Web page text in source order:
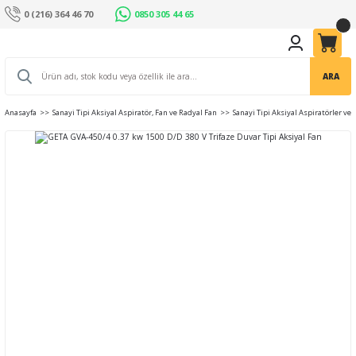
0 (216) 364 46 70 0850 305 44 65
ARA
Anasayfa Sanayi Tipi Aksiyal Aspiratör, Fan ve Radyal Fan Sanayi Tipi Aksiyal Aspiratörler ve